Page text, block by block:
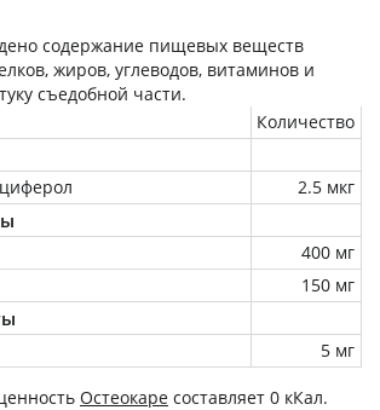
содержание пищевых веществ
жиров, углеводов, витаминов и
съедобной части.
Количество
2.5 мкг
400 мг
150 мг
5 мг
Остеокаре составляет 0 кКал.